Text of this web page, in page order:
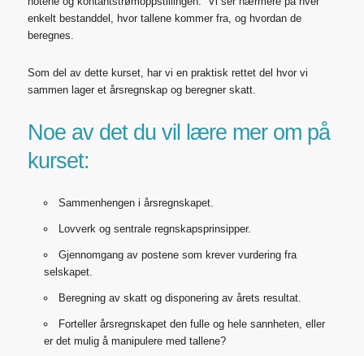
enkelt bestanddel, hvor tallene kommer fra, og hvordan de
beregnes.
Som del av dette kurset, har vi en praktisk rettet del hvor vi
sammen lager et årsregnskap og beregner skatt.
Noe av det du vil lære mer om på
kurset:
Sammenhengen i årsregnskapet.
Lovverk og sentrale regnskapsprinsipper.
Gjennomgang av postene som krever vurdering fra
selskapet.
Beregning av skatt og disponering av årets resultat.
Forteller årsregnskapet den fulle og hele sannheten, eller
er det mulig å manipulere med tallene?